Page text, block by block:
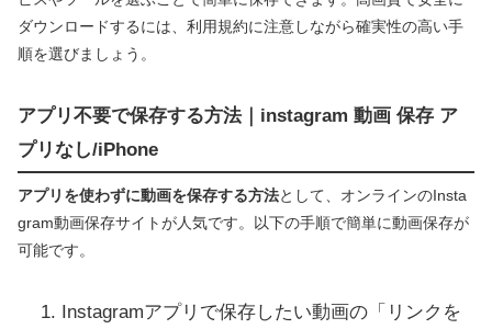
ダウンロードするには、利用規約に注意しながら確実性の高い手
順を選びましょう。
アプリ不要で保存する方法｜instagram 動画 保存 ア
プリなし/iPhone
アプリを使わずに動画を保存する方法として、オンラインのInsta
gram動画保存サイトが人気です。以下の手順で簡単に動画保存が
可能です。
Instagramアプリで保存したい動画の「リンクを